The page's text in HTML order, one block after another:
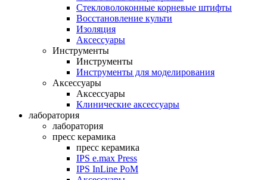
Стекловолоконные корневые штифты
Восстановление культи
Изоляция
Аксессуары
Инструменты
Инструменты
Инструменты для моделирования
Аксессуары
Аксессуары
Клинические аксессуары
лаборатория
лаборатория
пресс керамика
пресс керамика
IPS e.max Press
IPS InLine PoM